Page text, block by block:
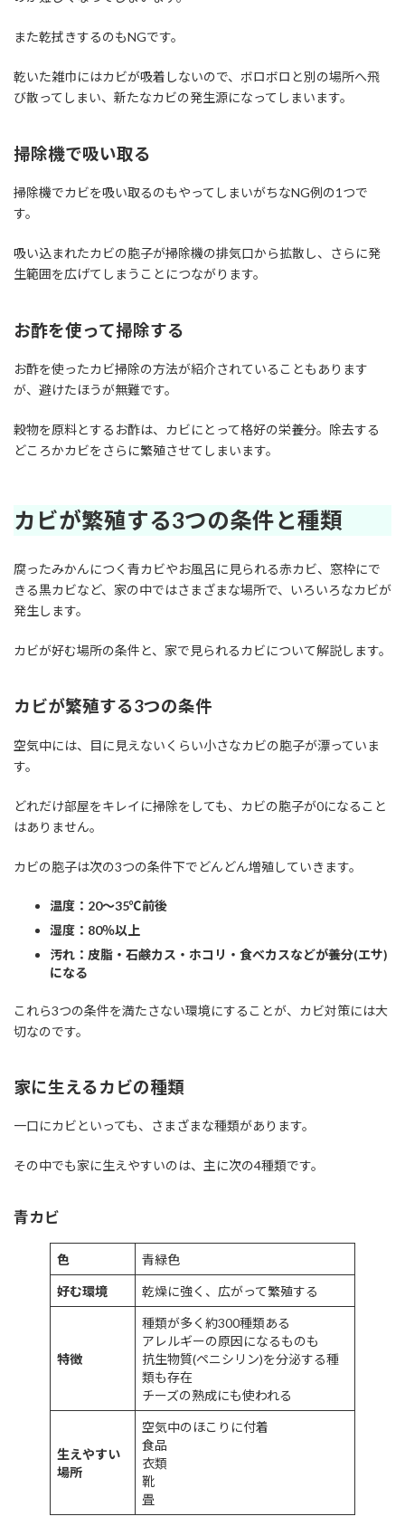
また乾拭きするのもNGです。
乾いた雑巾にはカビが吸着しないので、ボロボロと別の場所へ飛
び散ってしまい、新たなカビの発生源になってしまいます。
掃除機で吸い取る
掃除機でカビを吸い取るのもやってしまいがちなNG例の1つで
す。
吸い込まれたカビの胞子が掃除機の排気口から拡散し、さらに発
生範囲を広げてしまうことにつながります。
お酢を使って掃除する
お酢を使ったカビ掃除の方法が紹介されていることもあります
が、避けたほうが無難です。
穀物を原料とするお酢は、カビにとって格好の栄養分。除去する
どころかカビをさらに繁殖させてしまいます。
カビが繁殖する3つの条件と種類
腐ったみかんにつく青カビやお風呂に見られる赤カビ、窓枠にで
きる黒カビなど、家の中ではさまざまな場所で、いろいろなカビが
発生します。
カビが好む場所の条件と、家で見られるカビについて解説します。
カビが繁殖する3つの条件
空気中には、目に見えないくらい小さなカビの胞子が漂っていま
す。
どれだけ部屋をキレイに掃除をしても、カビの胞子が0になること
はありません。
カビの胞子は次の3つの条件下でどんどん増殖していきます。
温度：20～35℃前後
湿度：80％以上
汚れ：皮脂・石鹸カス・ホコリ・食べカスなどが養分(エサ)
になる
これら3つの条件を満たさない環境にすることが、カビ対策には大
切なのです。
家に生えるカビの種類
一口にカビといっても、さまざまな種類があります。
その中でも家に生えやすいのは、主に次の4種類です。
青カビ
色 青緑色
好む環境 乾燥に強く、広がって繁殖する
特徴
種類が多く約300種類ある
アレルギーの原因になるものも
抗生物質(ペニシリン)を分泌する種
類も存在
チーズの熟成にも使われる
生えやすい
場所
空気中のほこりに付着
食品
衣類
靴
畳